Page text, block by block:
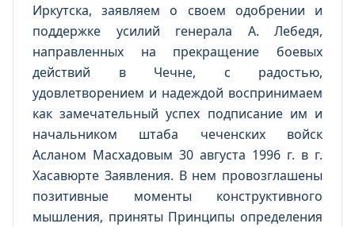
Иркутска, заявляем о своем одобрении и
поддержке усилий генерала А. Лебедя,
направленных на прекращение боевых
действий в Чечне, с радостью,
удовлетворением и надеждой воспринимаем
как замечательный успех подписание им и
начальником штаба чеченских войск
Асланом Масхадовым 30 августа 1996 г. в г.
Хасавюрте Заявления. В нем провозглашены
позитивные моменты конструктивного
мышления, приняты Принципы определения